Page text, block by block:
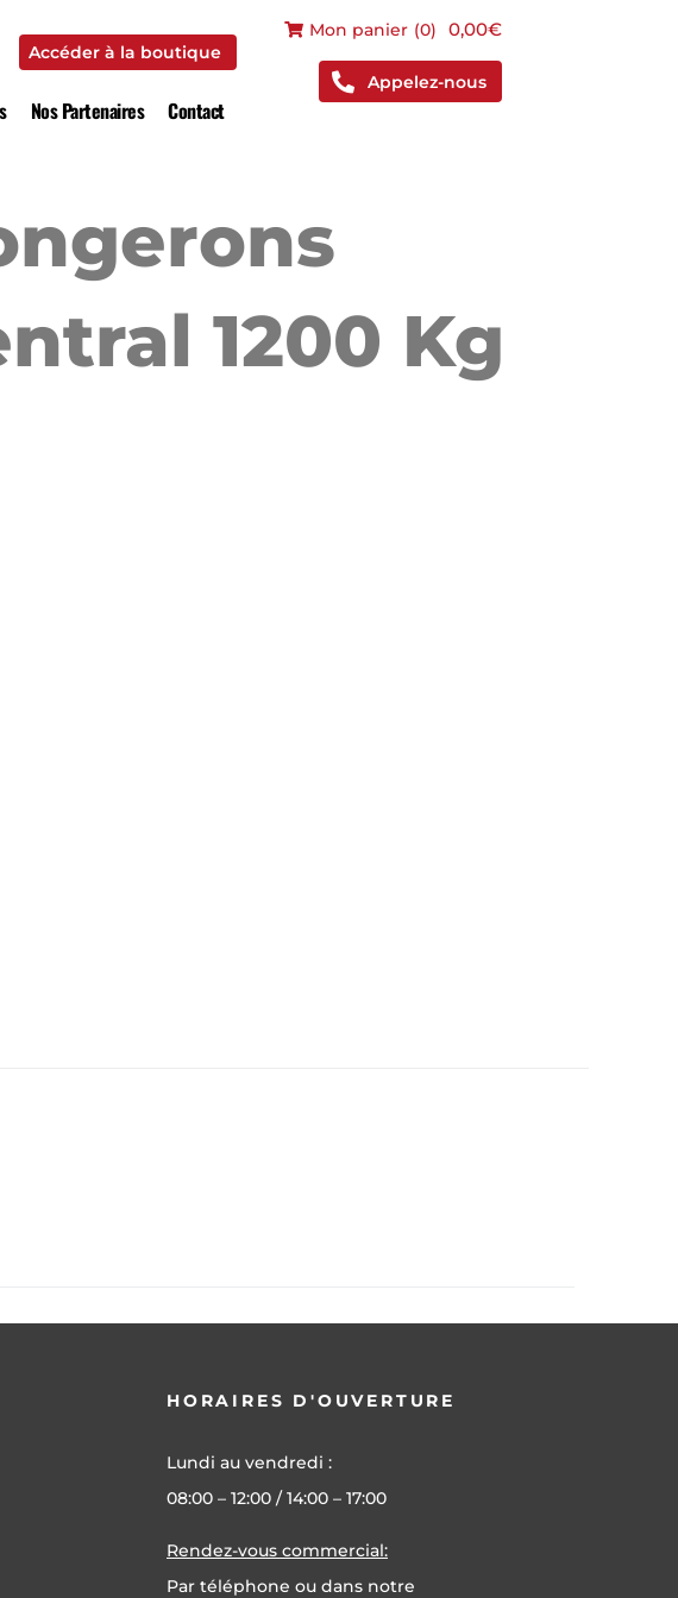
Accéder à la boutique
Nos Partenaires Contact
Mon panier (0) 0,00€
Appelez-nous
1200 Kg
HORAIRES D'OUVERTURE
Lundi au vendredi :
08:00 – 12:00 / 14:00 – 17:00
Rendez-vous commercial:
Par téléphone ou dans notre